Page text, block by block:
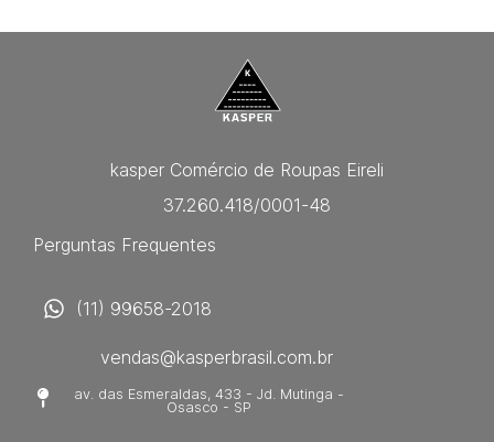
kasper Comércio de Roupas Eireli
37.260.418/0001-48
Perguntas Frequentes
(11) 99658-2018
vendas@kasperbrasil.com.br
av. das Esmeraldas, 433 - Jd. Mutinga -
Osasco - SP